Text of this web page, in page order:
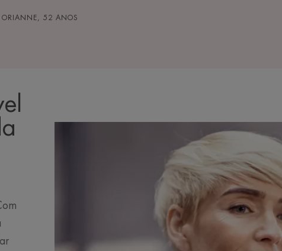
ORIANNE, 52 ANOS